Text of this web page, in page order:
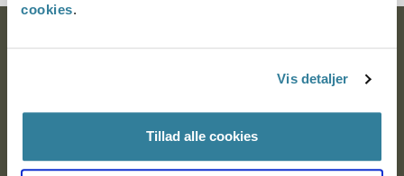
cookies.
Vis detaljer
Tillad alle cookies
Ankestyrelsen